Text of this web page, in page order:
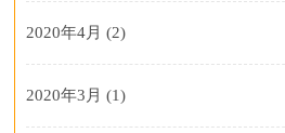
2020年4月 (2)
2020年3月 (1)